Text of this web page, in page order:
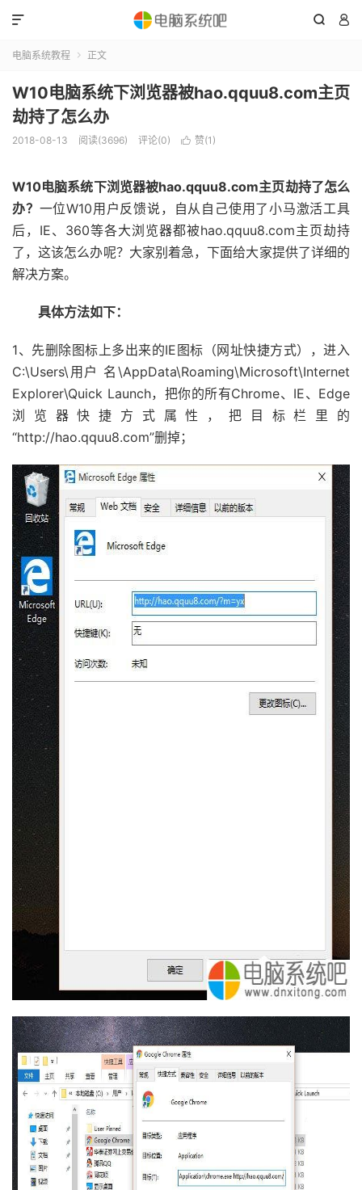
 

电脑系统教程  正文
W10电脑系统下浏览器被hao.qquu8.com主页
劫持了怎么办
2018-08-13 阅读(3696) 评论(0)  赞(1 )
W10电脑系统下浏览器被hao.qquu8.com主页劫持了怎么
办？ 一位W10用户反馈说，自从自己使用了小马激活工具
后，IE、360等各大浏览器都被hao.qquu8.com主页劫持
了，这该怎么办呢？大家别着急，下面给大家提供了详细的
解决方案。
具体方法如下：
1、先删除图标上多出来的IE图标（网址快捷方式），进入
C:\Users\用户 名\AppData\Roaming\Microsoft\Internet
Explorer\Quick Launch，把你的所有Chrome、IE、Edge
浏览器快捷方式属性，把目标栏里的
“http://hao.qquu8.com”删掉；